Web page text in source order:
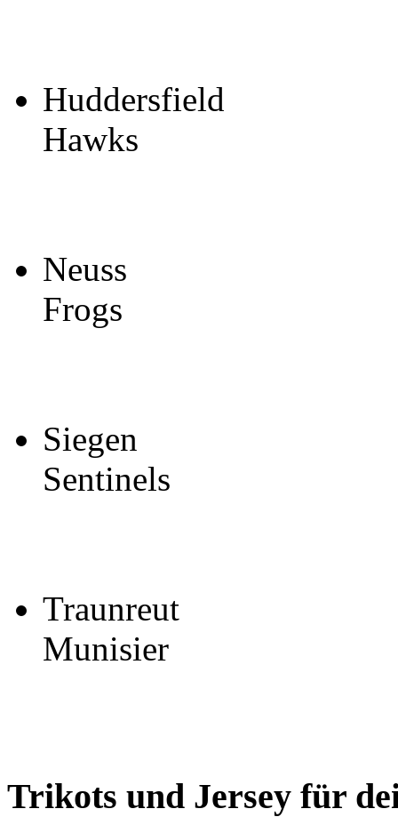
Huddersfield
Hawks
Neuss
Frogs
Siegen
Sentinels
Traunreut
Munisier
Trikots und Jersey für